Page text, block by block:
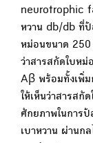
neurotrophic
หวาน db/db ที่ป้
หม่อนขนาด 250
ว่าสารสกัดใบห
Aβ พร้อมทั้งเพิ่ม
ให้เห็นว่าสารส
ศักยภาพในการป้
เบาหวาน ผ่านก